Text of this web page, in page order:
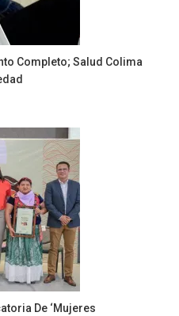
Completo; Salud Colima
De ‘Mujeres